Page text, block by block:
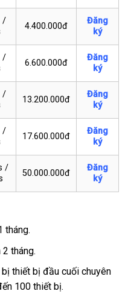
/
4.400.000đ
Đăng
ký
/
6.600.000đ
Đăng
ký
/
13.200.000đ
Đăng
ký
/
17.600.000đ
Đăng
ký
/
50.000.000đ
Đăng
ký
tháng.
tháng.
thiết bị đầu cuối chuyên
100 thiết bị.